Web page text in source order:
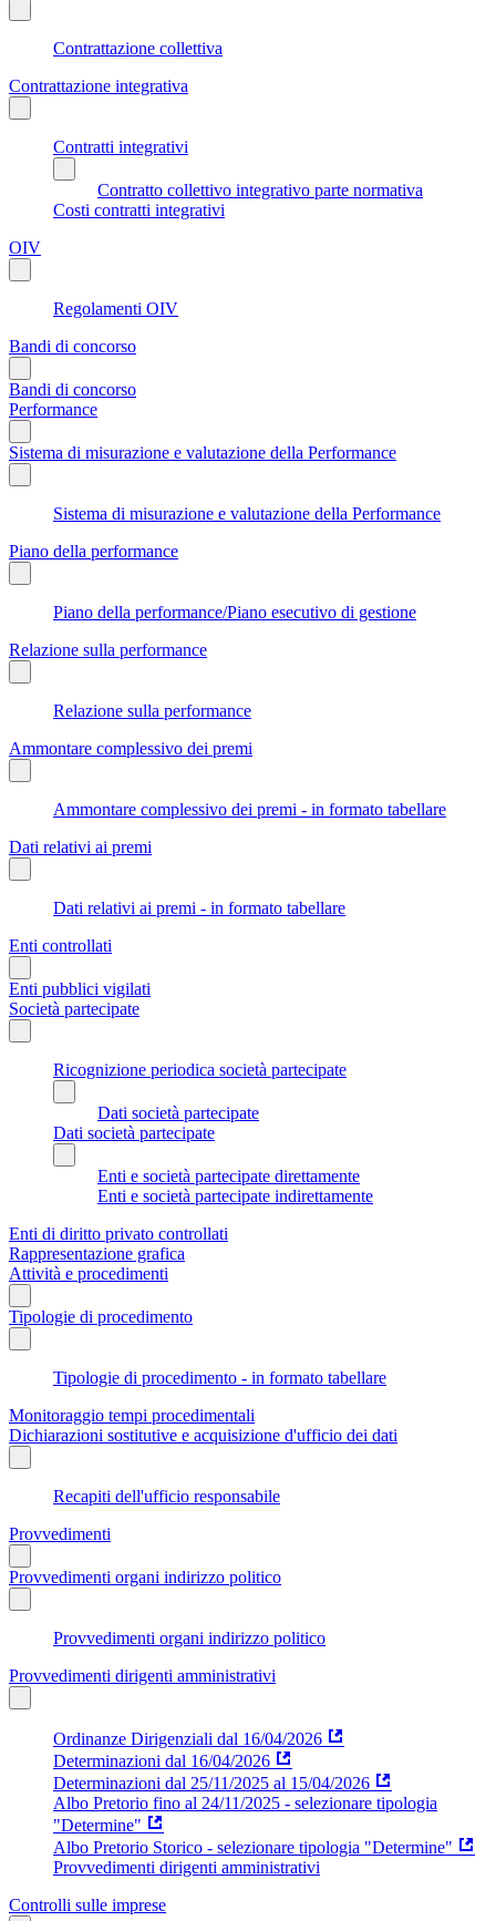
Contrattazione collettiva
Contrattazione integrativa
Contratti integrativi
Contratto collettivo integrativo parte normativa
Costi contratti integrativi
OIV
Regolamenti OIV
Bandi di concorso
Bandi di concorso
Performance
Sistema di misurazione e valutazione della Performance
Sistema di misurazione e valutazione della Performance
Piano della performance
Piano della performance/Piano esecutivo di gestione
Relazione sulla performance
Relazione sulla performance
Ammontare complessivo dei premi
Ammontare complessivo dei premi - in formato tabellare
Dati relativi ai premi
Dati relativi ai premi - in formato tabellare
Enti controllati
Enti pubblici vigilati
Società partecipate
Ricognizione periodica società partecipate
Dati società partecipate
Dati società partecipate
Enti e società partecipate direttamente
Enti e società partecipate indirettamente
Enti di diritto privato controllati
Rappresentazione grafica
Attività e procedimenti
Tipologie di procedimento
Tipologie di procedimento - in formato tabellare
Monitoraggio tempi procedimentali
Dichiarazioni sostitutive e acquisizione d'ufficio dei dati
Recapiti dell'ufficio responsabile
Provvedimenti
Provvedimenti organi indirizzo politico
Provvedimenti organi indirizzo politico
Provvedimenti dirigenti amministrativi
Ordinanze Dirigenziali dal 16/04/2026
Determinazioni dal 16/04/2026
Determinazioni dal 25/11/2025 al 15/04/2026
Albo Pretorio fino al 24/11/2025 - selezionare tipologia
"Determine"
Albo Pretorio Storico - selezionare tipologia "Determine"
Provvedimenti dirigenti amministrativi
Controlli sulle imprese